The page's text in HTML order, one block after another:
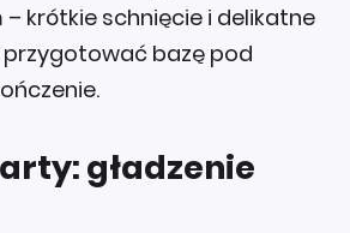
krótkie schnięcie i delikatne
przygotować bazę pod
gładzenie